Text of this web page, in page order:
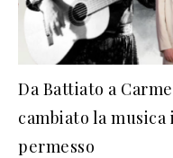
Da Battiato a
cambiato la
permesso